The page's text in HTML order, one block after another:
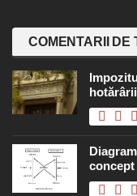
COMENTARII DE
concept